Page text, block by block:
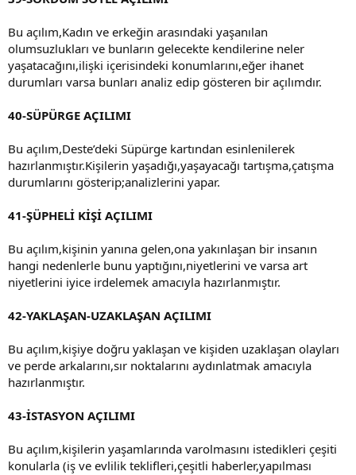
Bu açılım,Kadın ve erkeğin arasındaki yaşanılan
olumsuzlukları ve bunların gelecekte kendilerine neler
yaşatacağını,ilişki içerisindeki konumlarını,eğer ihanet
durumları varsa bunları analiz edip gösteren bir açılımdır.
40-SÜPÜRGE AÇILIMI
Bu açılım,Deste’deki Süpürge kartından esinlenilerek
hazırlanmıştır.Kişilerin yaşadığı,yaşayacağı tartışma,çatışma
durumlarını gösterip;analizlerini yapar.
41-ŞÜPHELİ KİŞİ AÇILIMI
Bu açılım,kişinin yanına gelen,ona yakınlaşan bir insanın
hangi nedenlerle bunu yaptığını,niyetlerini ve varsa art
niyetlerini iyice irdelemek amacıyla hazırlanmıştır.
42-YAKLAŞAN-UZAKLAŞAN AÇILIMI
Bu açılım,kişiye doğru yaklaşan ve kişiden uzaklaşan olayları
ve perde arkalarını,sır noktalarını aydınlatmak amacıyla
hazırlanmıştır.
43-İSTASYON AÇILIMI
Bu açılım,kişilerin yaşamlarında varolmasını istedikleri çeşiti
konularla (iş ve evlilik teklifleri,çeşitli haberler,yapılması